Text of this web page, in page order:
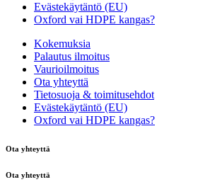
Evästekäytäntö (EU)
Oxford vai HDPE kangas?
Kokemuksia
Palautus ilmoitus
Vaurioilmoitus
Ota yhteyttä
Tietosuoja & toimitusehdot
Evästekäytäntö (EU)
Oxford vai HDPE kangas?
Ota yhteyttä
Ota yhteyttä